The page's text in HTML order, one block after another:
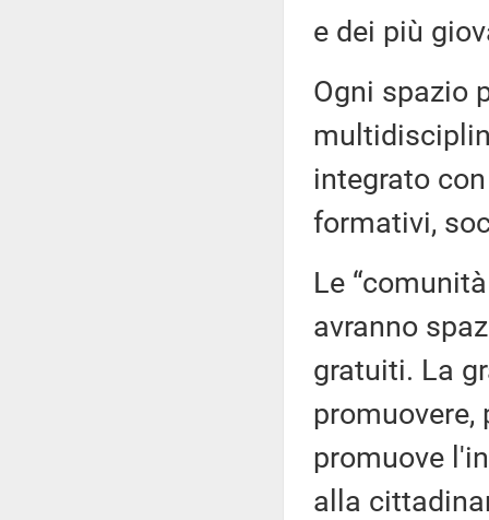
e dei più
Ogni spazio
integrato
formativi,
Le
avranno
gratuiti. La
promuovere,
promuove
alla